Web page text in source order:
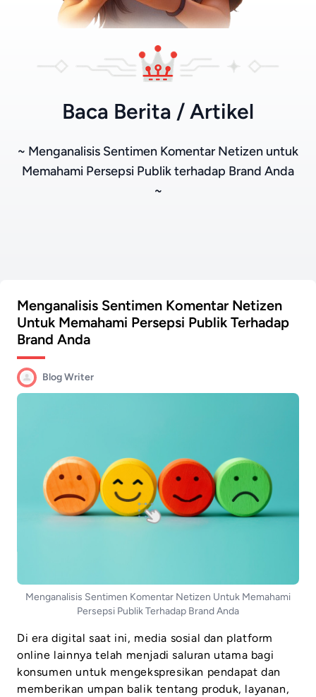
Baca Berita / Artikel
~ Menganalisis Sentimen Komentar Netizen untuk
Memahami Persepsi Publik terhadap Brand Anda
~
Menganalisis Sentimen Komentar Netizen
Untuk Memahami Persepsi Publik Terhadap
Brand Anda
Blog Writer
Menganalisis Sentimen Komentar Netizen Untuk Memahami
Persepsi Publik Terhadap Brand Anda
Di era digital saat ini, media sosial dan platform
online lainnya telah menjadi saluran utama bagi
konsumen untuk mengekspresikan pendapat dan
memberikan umpan balik tentang produk, layanan,